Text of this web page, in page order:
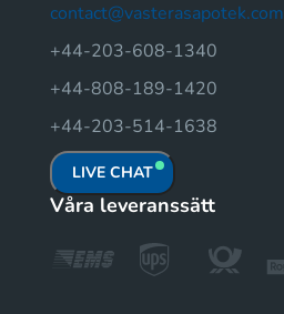
contact@vasterasapotek.com
+44-203-608-1340
+44-808-189-1420
+44-203-514-1638
LIVE CHAT
Våra leveranssätt